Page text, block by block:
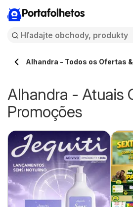
Portafolhetos
Alhandra - Todos os Ofertas
Alhandra - Atuais
Promoções